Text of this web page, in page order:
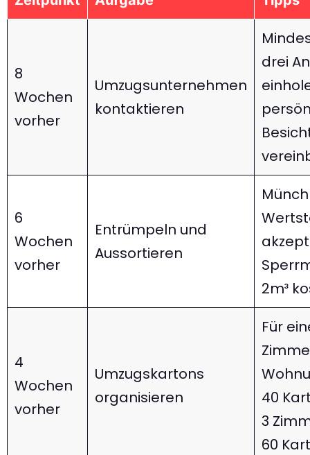
8
Wochen
vorher
Umzugsunternehmen
kontaktieren
drei
6
Wochen
vorher
Entrümpeln und
Aussortieren
2m³
4
Wochen
vorher
Umzugskartons
organisieren
Für
40
3
60